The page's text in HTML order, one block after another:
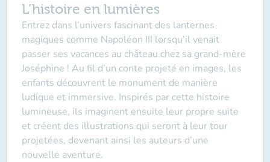
L’histoire en lumières
Entrez dans l’univers fascinant des lanternes
magiques comme Napoléon III lorsqu’il venait
passer ses vacances au château chez sa grand-mère
Joséphine ! Au fil d’un conte projeté en images, les
enfants découvrent le monument de manière
ludique et immersive. Inspirés par cette histoire
lumineuse, ils imaginent ensuite leur propre suite
et créent des illustrations qui seront à leur tour
projetées, devenant ainsi les auteurs d’une
nouvelle aventure.